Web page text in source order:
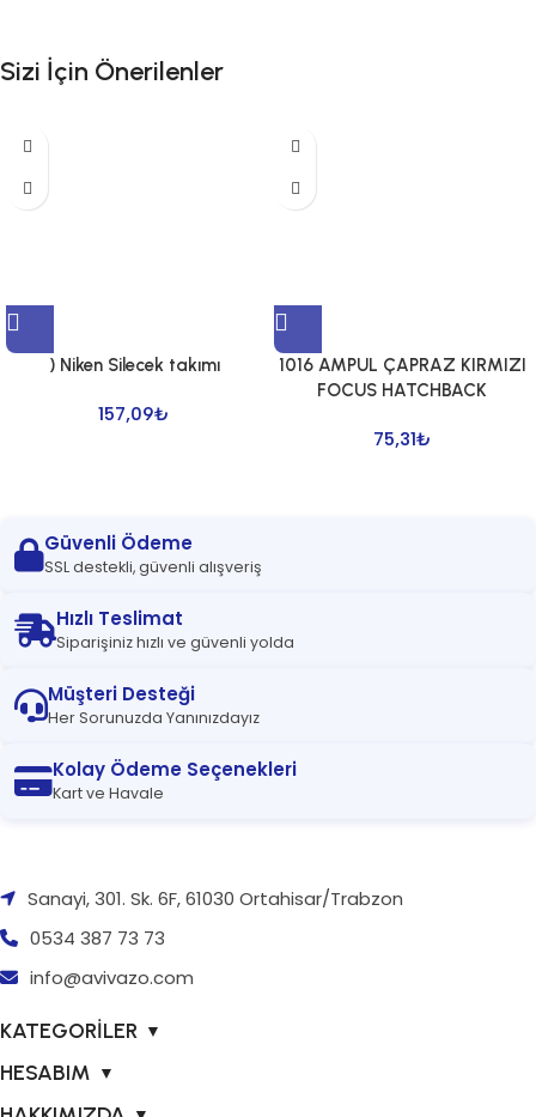
Sizi İçin Önerilenler
) Niken Silecek takımı
157,09₺
1016 AMPUL ÇAPRAZ KIRMIZI
FOCUS HATCHBACK
75,31₺
Güvenli Ödeme
SSL destekli, güvenli alışveriş
Hızlı Teslimat
Siparişiniz hızlı ve güvenli yolda
Müşteri Desteği
Her Sorunuzda Yanınızdayız
Kolay Ödeme Seçenekleri
Kart ve Havale
Sanayi, 301. Sk. 6F, 61030 Ortahisar/Trabzon
0534 387 73 73
info@avivazo.com
KATEGORİLER ▼
HESABIM ▼